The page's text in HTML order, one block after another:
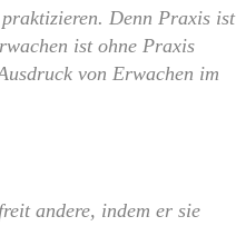
Denn Praxis ist
ist ohne Praxis
von Erwachen im
andere, indem er sie